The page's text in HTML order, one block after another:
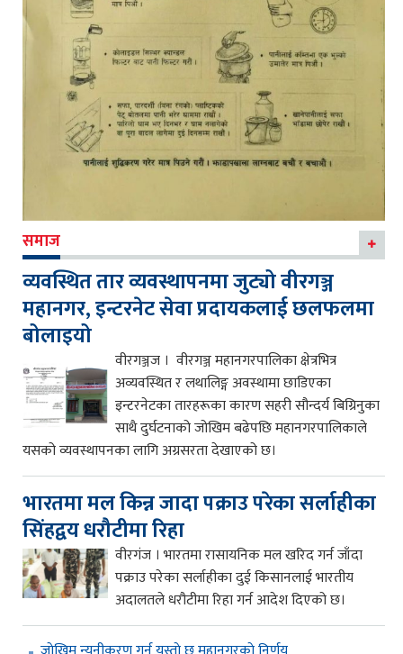
समाज
व्यवस्थित तार व्यवस्थापनमा जुट्यो वीरगञ्ज
महानगर, इन्टरनेट सेवा प्रदायकलाई छलफलमा
बोलाइयो
वीरगञ्जज । वीरगञ्ज महानगरपालिका क्षेत्रभित्र
अव्यवस्थित र लथालिङ्ग अवस्थामा छाडिएका
इन्टरनेटका तारहरूका कारण सहरी सौन्दर्य बिग्रिनुका
साथै दुर्घटनाको जोखिम बढेपछि महानगरपालिकाले
यसको व्यवस्थापनका लागि अग्रसरता देखाएको छ।
भारतमा मल किन्न जादा पक्राउ परेका सर्लाहीका
सिंहद्वय धरौटीमा रिहा
वीरगंज । भारतमा रासायनिक मल खरिद गर्न जाँदा
पक्राउ परेका सर्लाहीका दुई किसानलाई भारतीय
अदालतले धरौटीमा रिहा गर्न आदेश दिएको छ।